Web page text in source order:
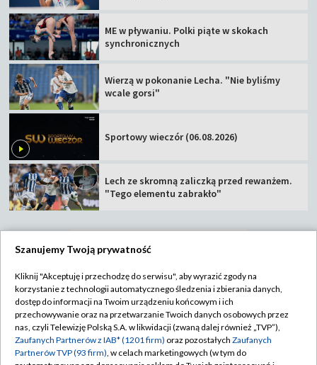
ME w pływaniu. Polki piąte w skokach
synchronicznych
Wierzą w pokonanie Lecha. "Nie byliśmy
wcale gorsi"
Sportowy wieczór (06.08.2026)
Lech ze skromną zaliczką przed rewanżem.
"Tego elementu zabrakło"
Abonament TVP
Sklep TVP
Biuro Reklamy
Oferta Handlowa
Regulamin TVP
Polityka prywatności
Moje zgody
Biuro reklamy
Szanujemy Twoją prywatność
Kliknij "Akceptuję i przechodzę do serwisu", aby wyrazić zgody na
korzystanie z technologii automatycznego śledzenia i zbierania danych,
dostęp do informacji na Twoim urządzeniu końcowym i ich
przechowywanie oraz na przetwarzanie Twoich danych osobowych przez
nas, czyli Telewizję Polską S.A. w likwidacji (zwaną dalej również „TVP”),
Zaufanych Partnerów z IAB* (1201 firm) oraz pozostałych Zaufanych
Partnerów TVP (93 firm), w celach marketingowych (w tym do